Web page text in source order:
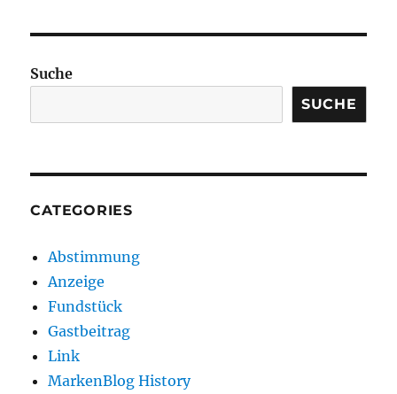
Suche
SUCHE
CATEGORIES
Abstimmung
Anzeige
Fundstück
Gastbeitrag
Link
MarkenBlog History